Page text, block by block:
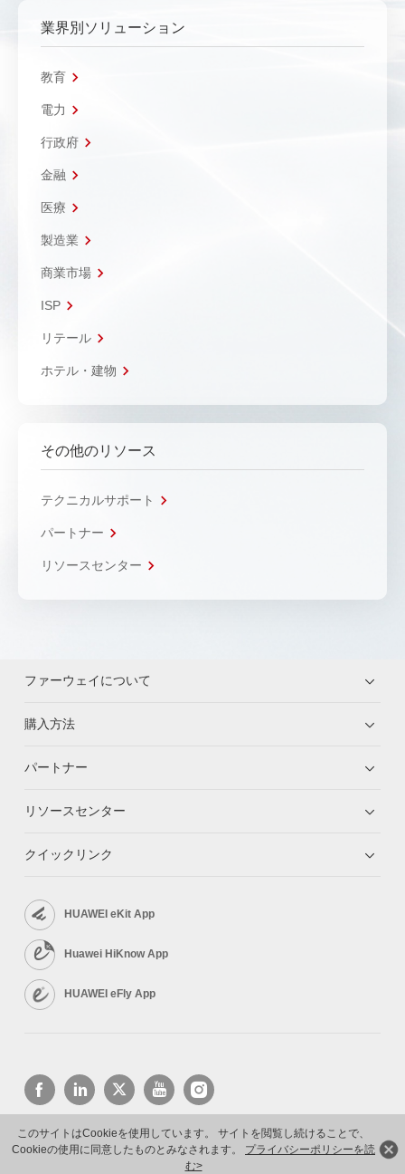
このサイトはCookieを使用しています。 サイトを閲覧し続けることで、
Cookieの使用に同意したものとみなされます。 プライバシーポリシーを読
む>
業界別ソリューション
教育
電力
行政府
金融
医療
製造業
商業市場
ISP
リテール
ホテル・建物
その他のリソース
テクニカルサポート
パートナー
リソースセンター
ファーウェイについて
購入方法
パートナー
リソースセンター
クイックリンク
HUAWEI eKit App
Huawei HiKnow App
HUAWEI eFly App
Copyright © 2026 Huawei Technologies Co., Ltd. All rights reserved.
プライバシーポリシー